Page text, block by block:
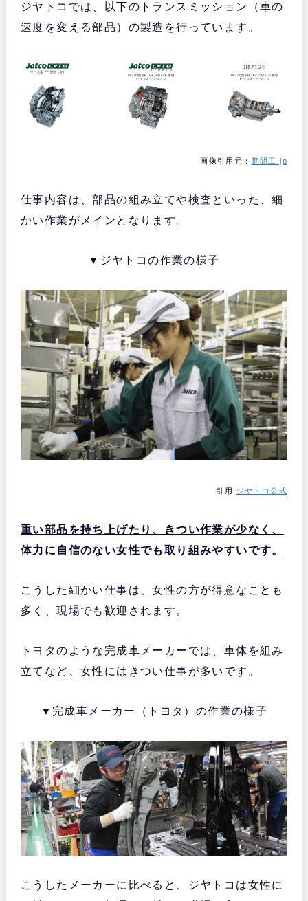
ジヤトコでは、以下のトランスミッション（車の
速度を変える部品）の製造を行っています。
画像引用元： 期間工.jp
仕事内容は、部品の組み立てや検査といった、細
かい作業がメインとなります。
▼ジヤトコの作業の様子
引用: ジヤトコ公式
重い部品を持ち上げたり、きつい作業が少なく、
体力に自信のない女性でも取り組みやすいです。
こうした細かい仕事は、女性の方が得意なことも
多く、現場でも歓迎されます。
トヨタのような完成車メーカーでは、車体を組み
立てなど、女性にはきつい仕事が多いです。
▼完成車メーカー（トヨタ）の作業の様子
こうしたメーカーに比べると、ジヤトコは女性に